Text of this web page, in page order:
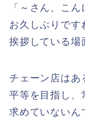
「～さん、こん
お久しぶりです
挨拶している場
チェーン店はあ
平等を目指し、
求めていないん